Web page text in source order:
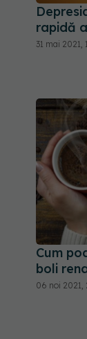
rapidă
31 mai 2021,
Cum
boli
06 noi 2021,